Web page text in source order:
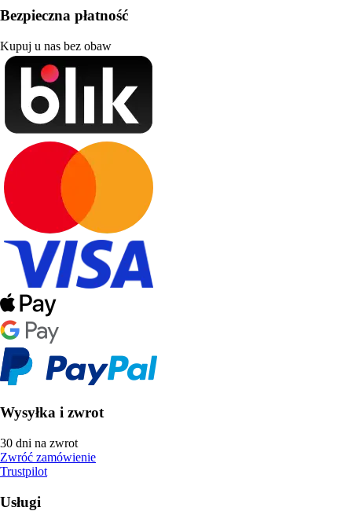
Bezpieczna płatność
Kupuj u nas bez obaw
Wysyłka i zwrot
30 dni na zwrot
Zwróć zamówienie
Trustpilot
Usługi